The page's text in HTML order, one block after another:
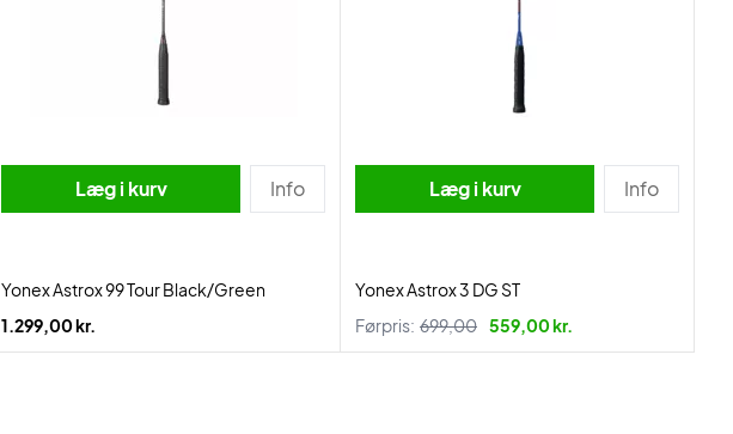
Læg i kurv Info
Yonex Astrox 99 Tour Black/Green
1.299,00 kr.
Læg i kurv Info
Yonex Astrox 3 DG ST
Førpris: 699,00 559,00 kr.